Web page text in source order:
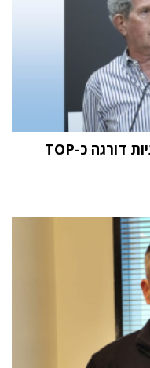
מחקר STKI השנתי: וואן טכנולוגיות דורגה כ-TOP